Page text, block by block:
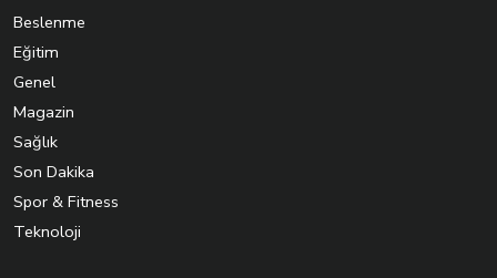
Beslenme
Eğitim
Genel
Magazin
Sağlık
Son Dakika
Spor & Fitness
Teknoloji